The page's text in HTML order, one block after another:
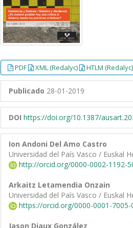
PDF XML (Redalyc) HTLM (Redalyc)
Publicado 28-01-2019
DOI https://doi.org/10.1387/
Ion Andoni Del Amo Castro
Universidad del País Vasco / Euskal
http://orcid.org/0000-0002-1192-
Arkaitz Letamendia Onzain
Universidad del País Vasco / Euskal
https://orcid.org/0000-0001-7005-
Jason Diaux González